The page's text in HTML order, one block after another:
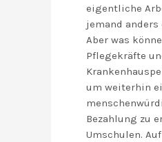
eigentliche
jemand
Aber was
Pflegekräfte
um weiterhin
Bezahlung zu
Umschulen.